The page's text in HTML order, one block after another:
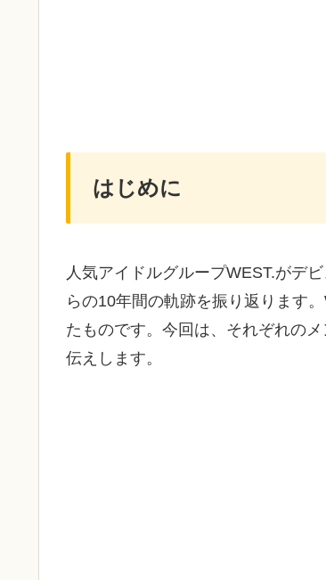
はじめに
人気アイドルグループWEST.がデ
らの10年間の軌跡を振り返ります
たものです。今回は、それぞれの
伝えします。